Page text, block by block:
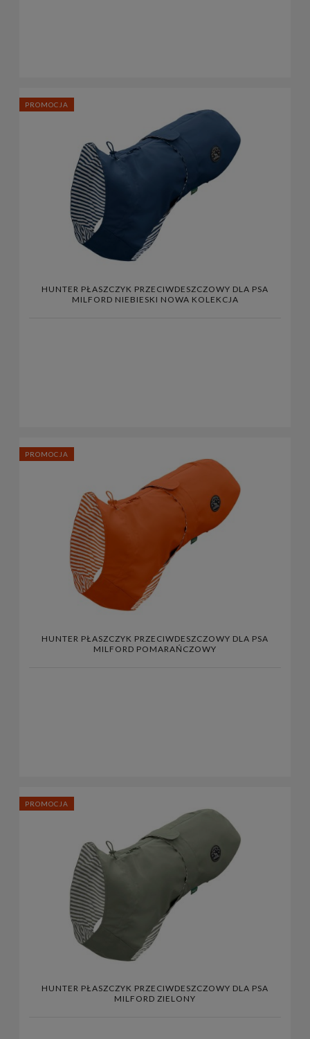
HUNTER PŁASZCZYK PRZECIWDESZCZOWY DLA PSA
MILFORD NIEBIESKI NOWA KOLEKCJA
PROMOCJA
HUNTER PŁASZCZYK PRZECIWDESZCZOWY DLA PSA
MILFORD POMARAŃCZOWY
PROMOCJA
HUNTER PŁASZCZYK PRZECIWDESZCZOWY DLA PSA
MILFORD ZIELONY
PROMOCJA